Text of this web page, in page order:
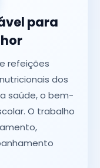
para
refeições
dos
saúde, o bem-
O trabalho